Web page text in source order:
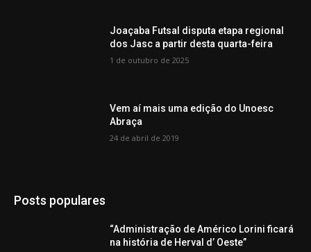
Joaçaba Futsal disputa etapa regional
dos Jasc a partir desta quarta-feira
1 de outubro de 2025
Vem aí mais uma edição do Unoesc
Abraça
24 de abril de 2019
Posts populares
“Administração de Américo Lorini ficará
na história de Herval d’ Oeste”